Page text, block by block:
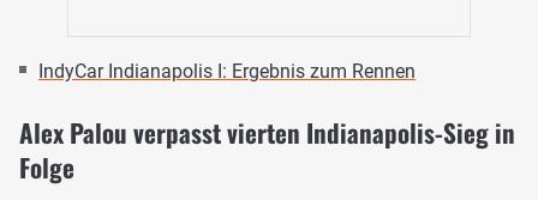
IndyCar Indianapolis I: Ergebnis zum Rennen
Alex Palou verpasst vierten Indianapolis-Sieg in
Folge